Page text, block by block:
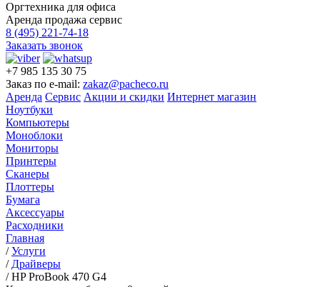
Оргтехника для офиса
Аренда продажа сервис
8 (495) 221-74-18
Заказать звонок
+7 985 135 30 75
Заказ по e-mail: zakaz@pacheco.ru
Аренда Сервис Акции и скидки Интернет магазин
Ноутбуки
Компьютеры
Моноблоки
Мониторы
Принтеры
Сканеры
Плоттеры
Бумага
Аксессуары
Расходники
Главная
/Услуги
/ Драйверы
/HP ProBook 470 G4